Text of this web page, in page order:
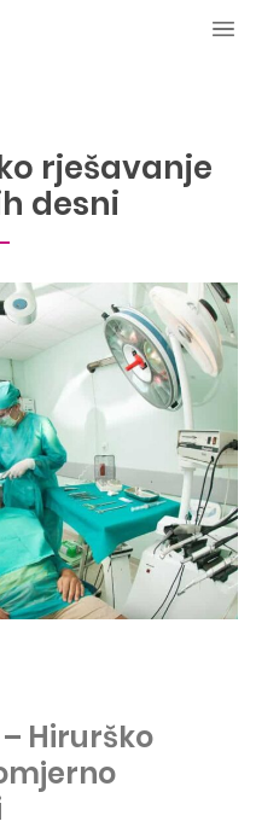
rješavanje
desni
Hirurško